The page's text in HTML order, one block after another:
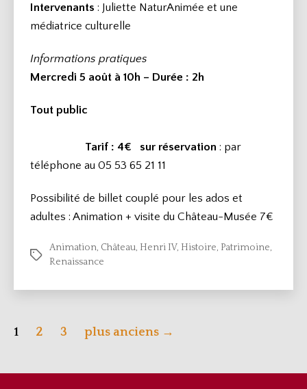
Intervenants : Juliette NaturAnimée et une
médiatrice culturelle
Informations pratiques
Mercredi 5 août à 10h – Durée : 2h
Tout public
Tarif : 4€ sur réservation : par
téléphone au 05 53 65 21 11
Possibilité de billet couplé pour les ados et
adultes : Animation + visite du Château-Musée 7€
Étiquettes
Animation, Château, Henri IV, Histoire, Patrimoine,
Renaissance
Pagination
publications
1 2 3 plus anciens →